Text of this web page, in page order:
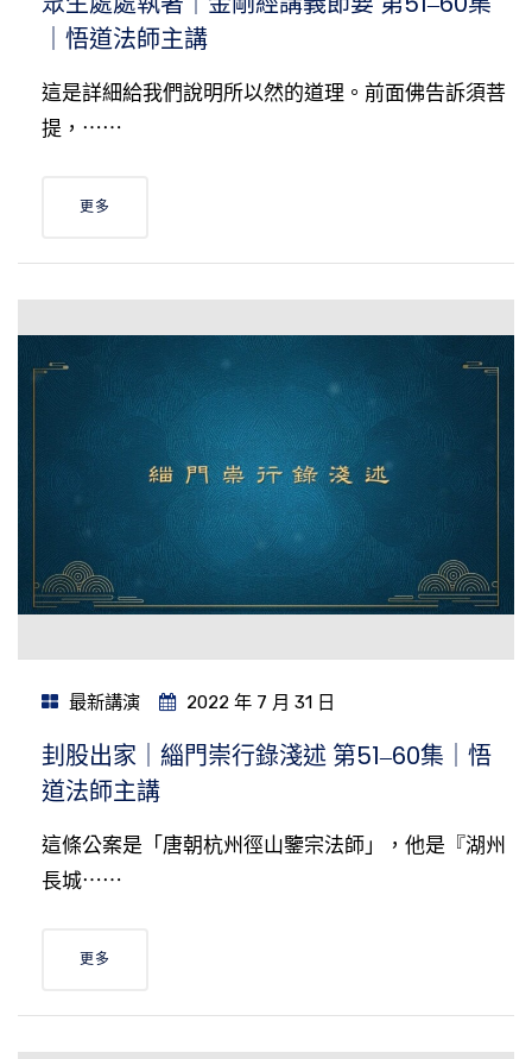
｜悟道法師主講
這是詳細給我們說明所以然的道理。前面佛告訴須菩
提，⋯⋯
更多
最新講演 2022 年 7 月 31 日
刲股出家｜緇門崇行錄淺述 第51‒60集｜悟
道法師主講
這條公案是「唐朝杭州徑山鑒宗法師」，他是『湖州
長城⋯⋯
更多